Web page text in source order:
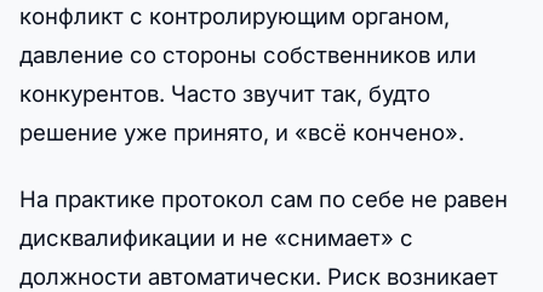
конфликт с контролирующим органом,
давление со стороны собственников или
конкурентов. Часто звучит так, будто
решение уже принято, и «всё кончено».
На практике протокол сам по себе не равен
дисквалификации и не «снимает» с
должности автоматически. Риск возникает